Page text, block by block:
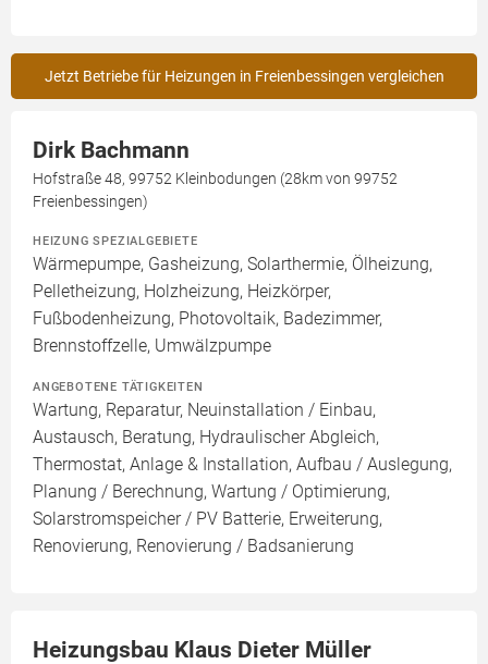
Jetzt Betriebe für Heizungen in Freienbessingen vergleichen
Dirk Bachmann
Hofstraße 48, 99752 Kleinbodungen (28km von 99752
Freienbessingen)
HEIZUNG SPEZIALGEBIETE
Wärmepumpe, Gasheizung, Solarthermie, Ölheizung,
Pelletheizung, Holzheizung, Heizkörper,
Fußbodenheizung, Photovoltaik, Badezimmer,
Brennstoffzelle, Umwälzpumpe
ANGEBOTENE TÄTIGKEITEN
Wartung, Reparatur, Neuinstallation / Einbau,
Austausch, Beratung, Hydraulischer Abgleich,
Thermostat, Anlage & Installation, Aufbau / Auslegung,
Planung / Berechnung, Wartung / Optimierung,
Solarstromspeicher / PV Batterie, Erweiterung,
Renovierung, Renovierung / Badsanierung
Heizungsbau Klaus Dieter Müller